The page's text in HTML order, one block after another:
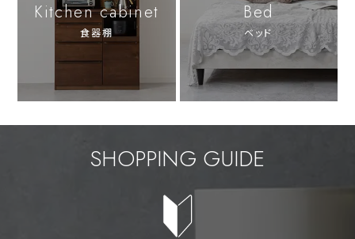
Kitchen cabinet
食器棚
Bed
ベッド
SHOPPING GUIDE